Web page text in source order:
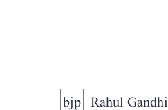
Rahul Gandhi
bjp